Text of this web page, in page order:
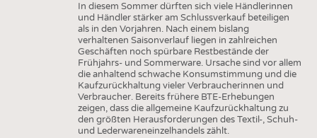
In diesem Sommer dürften sich viele Händlerinnen
und Händler stärker am Schlussverkauf beteiligen
als in den Vorjahren. Nach einem bislang
verhaltenen Saisonverlauf liegen in zahlreichen
Geschäften noch spürbare Restbestände der
Frühjahrs- und Sommerware. Ursache sind vor allem
die anhaltend schwache Konsumstimmung und die
Kaufzurückhaltung vieler Verbraucherinnen und
Verbraucher. Bereits frühere BTE-Erhebungen
zeigen, dass die allgemeine Kaufzurückhaltung zu
den größten Herausforderungen des Textil-, Schuh-
und Lederwareneinzelhandels zählt.